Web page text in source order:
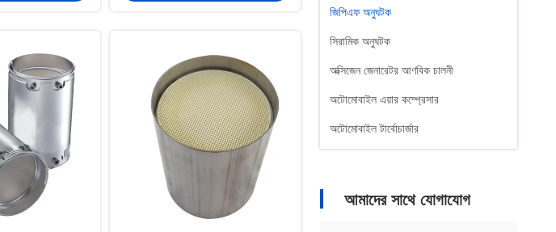
জিপিএফ অনুঘটক
সিরামিক অনুঘটক
অক্সিজেন জেনারেটর আণবিক চালনী
অটোমোবাইল এয়ার কম্প্রেসার
অটোমোবাইল টার্বোচার্জার
আমাদের সাথে যোগাযোগ